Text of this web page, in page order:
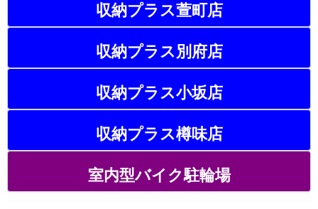
収納プラス萱町店
収納プラス別府店
収納プラス小坂店
収納プラス樽味店
室内型バイク駐輪場